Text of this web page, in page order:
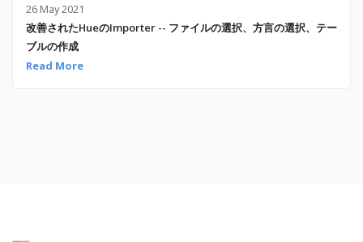
26 May 2021
改善されたHueのImporter -- ファイルの選択、方言の選択、テー
ブルの作成
Read More